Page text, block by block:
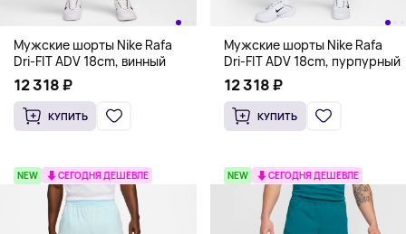
Мужские шорты Nike Rafa
Dri-FIT ADV 18cm, винный
12 318 ₽
КУПИТЬ
Мужские шорты Nike Rafa
Dri-FIT ADV 18cm, пурпурный
12 318 ₽
КУПИТЬ
NEW СЕГОДНЯ ДЕШЕВЛЕ NEW СЕГОДНЯ ДЕШЕВЛЕ